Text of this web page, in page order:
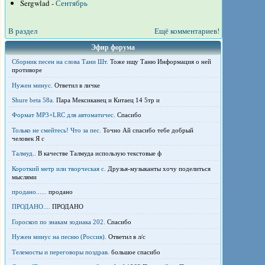
Sergwlad -Сентябрь
В раздел Ещё комментариев!
Эфир форума
Сборник песен на слова Тани Шт. Тоже ищу Таню Информация о ней
противоре
Нужен минус. Ответил в личке
Shure beta 58а. Пара Мексиканец и Китаец 14 5тр и
Формат MP3+LRC для автоматичес. Спасибо
Только не смейтесь! Что за пес. Точно Ай спасибо тебе добрый
человек Я с
Талмуд.. В качестве Талмуда использую текстовые ф
Короткий метр или творческая с. Друзья-музыканты хочу поделиться
мыслями
продано...... продано
ПРОДАНО.... ПРОДАНО
Гороскоп по знакам зодиака 202. Спасибо
Нужен минус на песню (Россия). Ответил в л/с
Телемосты и переговоры поздрав. большое спасибо